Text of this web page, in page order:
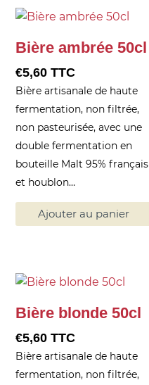
Bière ambrée 50cl
€5,60 TTC
Bière artisanale de haute
fermentation, non filtrée,
non pasteurisée, avec une
double fermentation en
bouteille Malt 95% français
et houblon…
Ajouter au panier
Bière blonde 50cl
€5,60 TTC
Bière artisanale de haute
fermentation, non filtrée,